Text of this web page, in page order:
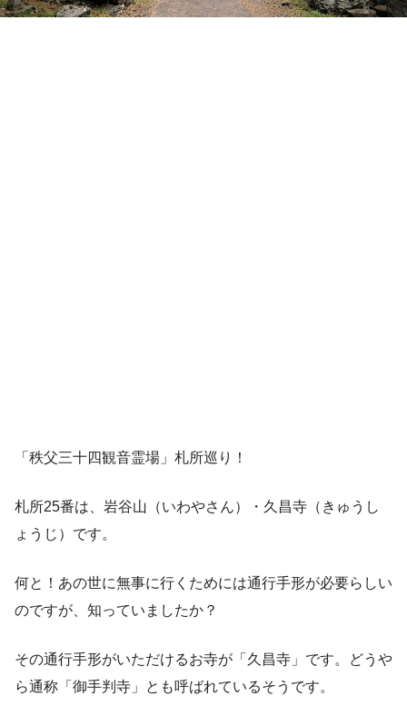
「秩父三十四観音霊場」札所巡り！
札所25番は、岩谷山（いわやさん）・久昌寺（きゅうし
ょうじ）です。
何と！あの世に無事に行くためには通行手形が必要らしい
のですが、知っていましたか？
その通行手形がいただけるお寺が「久昌寺」です。どうや
ら通称「御手判寺」とも呼ばれているそうです。